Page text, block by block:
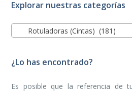
Explorar nuestras categorías
Rotuladoras (Cintas) (181)
¿Lo has encontrado?
Es posible que la referencia de